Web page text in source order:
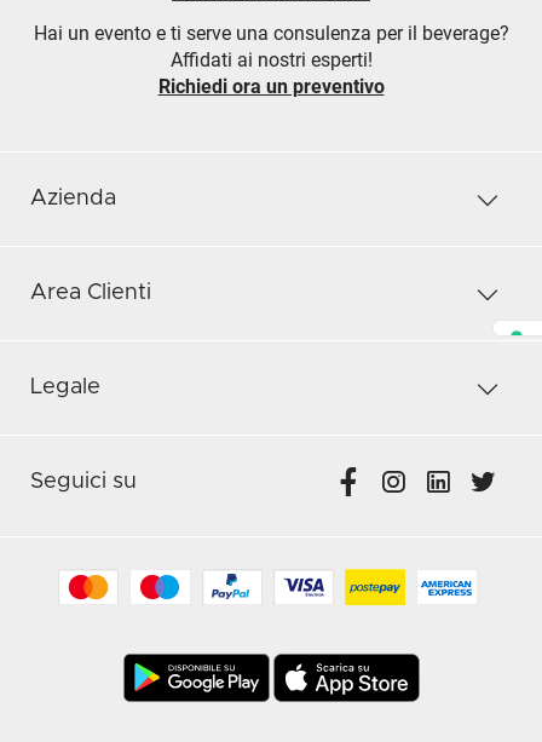
Hai un evento e ti serve una consulenza per il beverage?
Affidati ai nostri esperti!
Richiedi ora un preventivo
Azienda
Area Clienti
Legale
Seguici su